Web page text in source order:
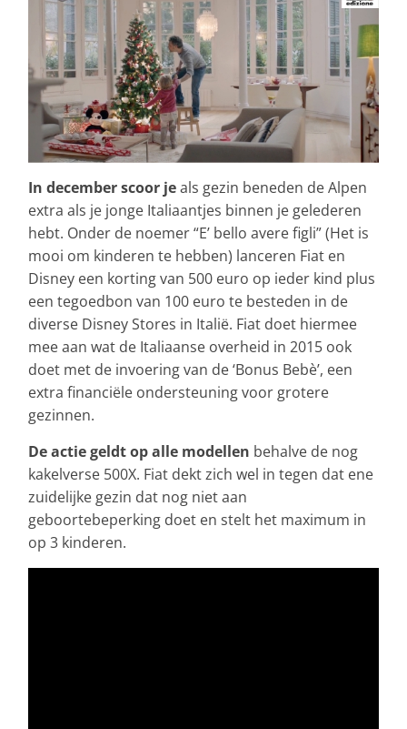
In december scoor jeals gezin beneden de Alpen
extra als je jonge Italiaantjes binnen je gelederen
hebt. Onder de noemer “E’ bello avere figli” (Het is
mooi om kinderen te hebben) lanceren Fiat en
Disney een korting van 500 euro op ieder kind plus
een tegoedbon van 100 euro te besteden in de
diverse Disney Stores in Italië. Fiat doet hiermee
mee aan wat de Italiaanse overheid in 2015 ook
doet met de invoering van de ‘Bonus Bebè’, een
extra financiële ondersteuning voor grotere
gezinnen.
De actie geldt op alle modellen behalve de nog
kakelverse 500X. Fiat dekt zich wel in tegen dat ene
zuidelijke gezin dat nog niet aan
geboortebeperking doet en stelt het maximum in
op 3 kinderen.